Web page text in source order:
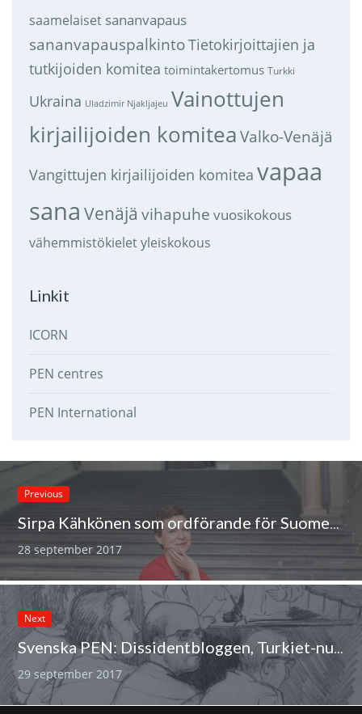
saamelaiset sananvapaus
sananvapauspalkintoTietokirjoittajien ja
tutkijoiden komitea toimintakertomus Turkki
Ukraina Uladzimir Njakljajeu Vainottujen
kirjailijoiden komitea Valko-Venäjä
Vangittujen kirjailijoiden komitea vapaa
sana Venäjä vihapuhe vuosikokous
vähemmistökieletyleiskokous
Linkit
ICORN
PEN centres
PEN International
Previous
Sirpa Kähkönen som ordförande för Suomen Kirjailijaliitto
28 september 2017
Next
Svenska PEN: Dissidentbloggen, Turkiet-nummer
29 september 2017